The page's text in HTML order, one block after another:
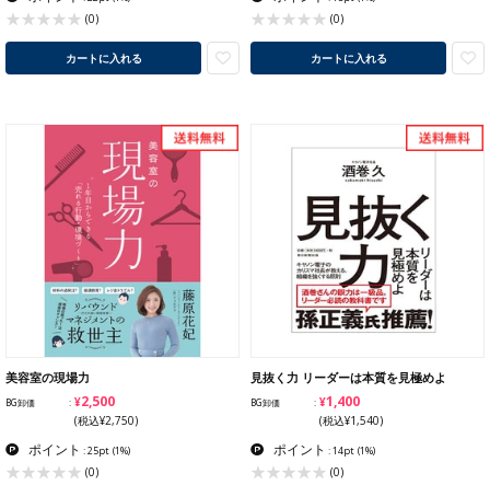
(0)
カートに入れる
(0)
カートに入れる
美容室の現場力
BG卸価 ¥2,500
(税込¥2,750)
ポイント : 25pt (1%)
(0)
見抜く力 リーダーは本質を見極めよ
BG卸価 ¥1,400
(税込¥1,540)
ポイント : 14pt (1%)
(0)